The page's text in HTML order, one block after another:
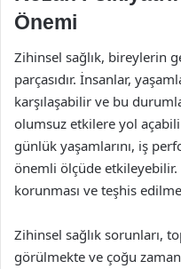
Önemi
Zihinsel sağlık, bireylerin
parçasıdır. İnsanlar,
karşılaşabilir ve bu
olumsuz etkilere yol
günlük yaşamlarını, iş
önemli ölçüde etkileyebilir.
korunması ve teşhis
Zihinsel sağlık sorunları,
görülmekte ve çoğu